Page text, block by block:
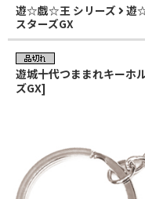
遊☆戯☆王 シリーズ
遊
スターズGX
遊城十代つままれキー
ズGX]